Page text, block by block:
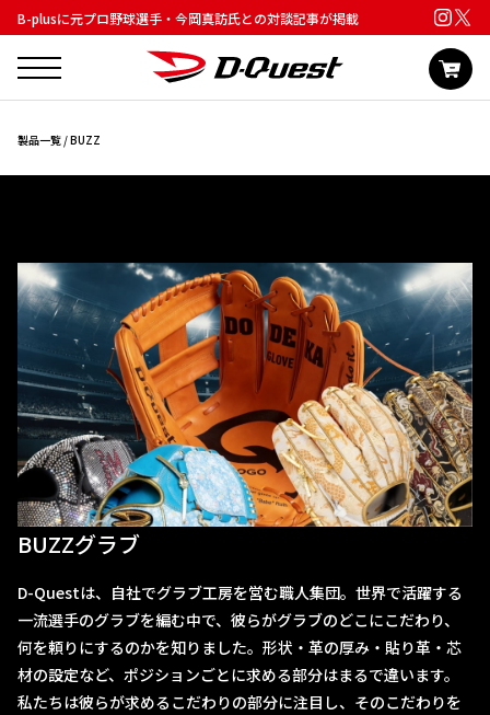
B-plusに元プロ野球選手・今岡真訪氏との対談記事が掲載
製品一覧 / BUZZ
BUZZグラブ
D-Questは、自社でグラブ工房を営む職人集団。世界で活躍する
一流選手のグラブを編む中で、彼らがグラブのどこにこだわり、
何を頼りにするのかを知りました。形状・革の厚み・貼り革・芯
材の設定など、ポジションごとに求める部分はまるで違います。
私たちは彼らが求めるこだわりの部分に注目し、そのこだわりを